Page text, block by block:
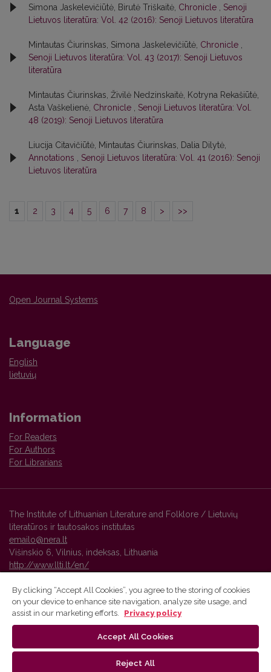
Simona Jaskelevičiūtė, Birutė Triškaitė, Chronicle
Senoji
Lietuvos literatūra: Vol. 42 (2016): Senoji Lietuvos literatūra
Mintautas Čiurinskas, Simona Jaskelevičiūtė, Chronicle
Senoji Lietuvos literatūra: Vol. 43 (2017): Senoji Lietuvos
literatūra
Mintautas Čiurinskas, Živilė Nedzinskaitė, Kotryna Rekašiūtė,
Asta Vaškelienė, Chronicle
Senoji Lietuvos literatūra: Vol.
48 (2019): Senoji Lietuvos literatūra
Liucija Citavičiūtė, Mintautas Čiurinskas, Dalia Dilytė,
Annotations
Senoji Lietuvos literatūra: Vol. 41 (2016): Senoji
Lietuvos literatūra
1 2 3 4 5 6 7 8 > >>
Open Journal Systems
Language
English
lietuvių
Information
For Readers
For Authors
For Librarians
The Institute of Lithuanian Literature and Folklore / Lietuvių
literatūros ir tautosakos institutas
emailo@nera.lt
Višinskio 6, Vilnius, indeksas, Lithuania
http://www.llti.lt/en/
Vilnius University Press platform and metadata are distributed by
By clicking “Accept All Cookies”, you agree to the storing of cookies
on your device to enhance site navigation, analyze site usage, and
assist in our marketing efforts.
Privacy policy
Accept All Cookies
Reject All